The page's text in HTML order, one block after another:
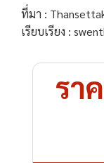
ที่มา :
เรียบเรียง :
รา